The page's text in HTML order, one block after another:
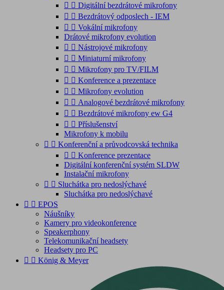
  Digitální bezdrátové mikrofony
  Bezdrátový odposlech - IEM
  Vokální mikrofony
Drátové mikrofony evolution
  Nástrojové mikrofony
  Miniaturní mikrofony
  Mikrofony pro TV/FILM
  Konference a prezentace
  Mikrofony evolution
  Analogové bezdrátové mikrofony
  Bezdrátové mikrofony ew G4
  Příslušenství
Mikrofony k mobilu
  Konferenční a průvodcovská technika
  Konference prezentace
Digitální konferenční systém SLDW
Instalační mikrofony
  Sluchátka pro nedoslýchavé
Sluchátka pro nedoslýchavé
  EPOS
Náušníky
Kamery pro videokonference
Speakerphony
Telekomunikační headsety
Headsety pro PC
  König & Meyer